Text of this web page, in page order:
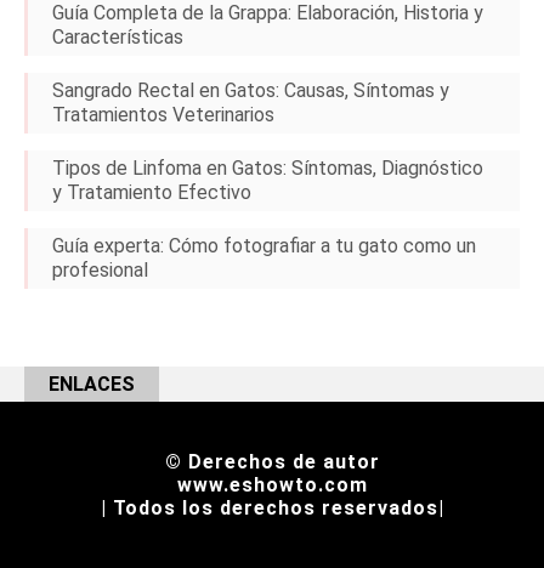
Guía Completa de la Grappa: Elaboración, Historia y
Características
Sangrado Rectal en Gatos: Causas, Síntomas y
Tratamientos Veterinarios
Tipos de Linfoma en Gatos: Síntomas, Diagnóstico
y Tratamiento Efectivo
Guía experta: Cómo fotografiar a tu gato como un
profesional
ENLACES
© Derechos de autor
www.eshowto.com
| Todos los derechos reservados|